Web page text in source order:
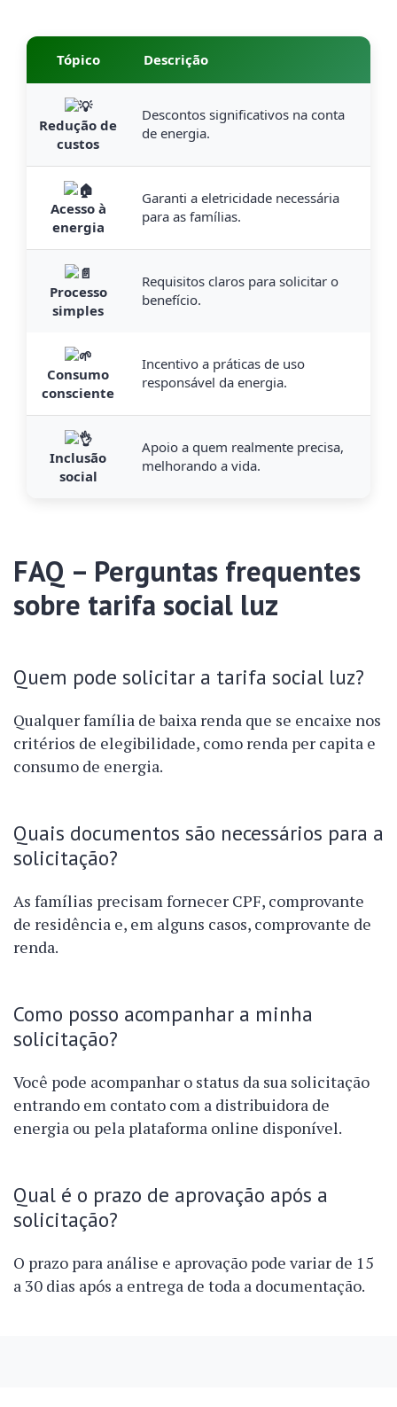
Tópico Descrição
Redução de
custos
Descontos significativos na conta
de energia.
Acesso à
energia
Garanti a eletricidade necessária
para as famílias.
Processo
simples
Requisitos claros para solicitar o
benefício.
Consumo
consciente
Incentivo a práticas de uso
responsável da energia.
Inclusão
social
Apoio a quem realmente precisa,
melhorando a vida.
FAQ – Perguntas frequentes
sobre tarifa social luz
Quem pode solicitar a tarifa social luz?
Qualquer família de baixa renda que se encaixe nos
critérios de elegibilidade, como renda per capita e
consumo de energia.
Quais documentos são necessários para a
solicitação?
As famílias precisam fornecer CPF, comprovante
de residência e, em alguns casos, comprovante de
renda.
Como posso acompanhar a minha
solicitação?
Você pode acompanhar o status da sua solicitação
entrando em contato com a distribuidora de
energia ou pela plataforma online disponível.
Qual é o prazo de aprovação após a
solicitação?
O prazo para análise e aprovação pode variar de 15
a 30 dias após a entrega de toda a documentação.